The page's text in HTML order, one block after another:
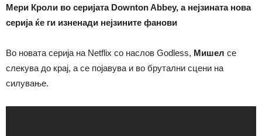
Мери Кроли во серијата Downton Abbey, а нејзината нова
серија ќе ги изненади нејзините фанови
Во новата серија на Netflix со наслов Godless, Мишел се
слекува до крај, а се појавува и во брутални сцени на
силување.